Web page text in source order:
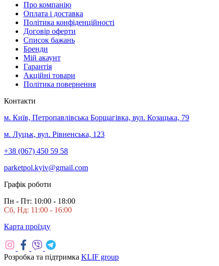
Про компанію
Оплата і доставка
Політика конфіденційності
Договір оферти
Список бажань
Бренди
Мій акаунт
Гарантія
Акційні товари
Політика повернення
Контакти
м. Київ, Петропавлівська Борщагівка, вул. Козацька, 79
м. Луцьк, вул. Рівненська, 123
+38 (067) 450 59 58
parketpol.kyiv@gmail.com
Графік роботи
Пн - Пт: 10:00 - 18:00
Сб, Нд: 11:00 - 16:00
Карта проїзду
Розробка та підтримка KLIF group